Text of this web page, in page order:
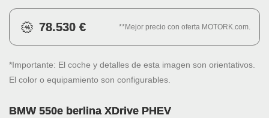
78.530 € **Mejor precio con oferta MOTORK.com.
*Importante: El coche y detalles de esta imagen son orientativos.
El color o equipamiento son configurables.
BMW 550e berlina XDrive PHEV